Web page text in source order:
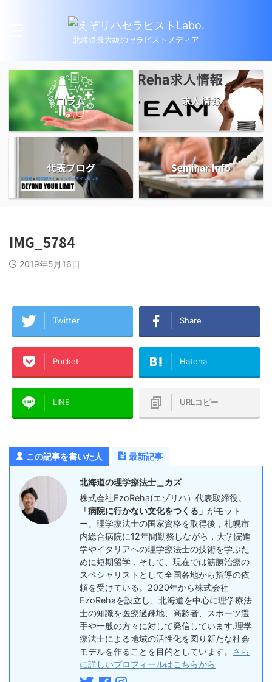
北海道最大級のセラピストメディア
コラム 求人情報
代表ブログ Seminar Info
IMG_5784
2019年5月16日
Twitter Share
Pocket Hatena
LINE URLコピー
この記事を書いた人 最新記事
北海道の理学療法士＿カズ
株式会社EzoReha(エゾリハ）代表取締役。
「病院に行かない文化をつくる」 がモット
ー。理学療法士の国家資格を取得後，札幌市
内総合病院に12年間勤務しながら，大学院進
学やイタリアへの理学療法士の技術を学ぶた
めに短期留学，そして、現在では筋膜治療の
スペシャリストとして全国各地から指導の依
頼を受けている。2020年から株式会社
EzoRehaを設立し、北海道を中心に理学療法
士の知識を医療過疎地、高齢者、スポーツ選
手や一般の方々に対して発信しています.理学
療法士による地域の活性化を図り新たな社会
モデルを作ることを目的としています。
さら
に詳しいプロフィールはこちらから